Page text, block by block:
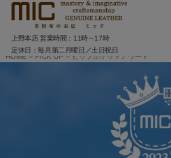
上野本店 営業時間：11時～17時
定休日：毎月第二月曜日／土日祝日
HOME > PICK UP > ヒップポケットアワード